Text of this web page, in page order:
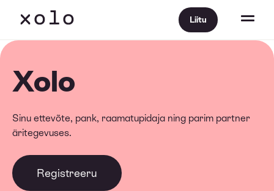
Liitu
Xolo
Sinu ettevõte, pank, raamatupidaja ning parim partner
äritegevuses.
Registreeru